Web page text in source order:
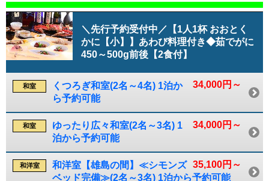
＼先行予約受付中／【1人1杯 おおとく
かに【小】】あわび料理付き◆茹でがに
450～500g前後【2食付】
34,000円～
和室
くつろぎ和室(2名～4名) 1泊か
ら予約可能
34,000円～
和室
ゆったり広々和室(2名～3名) 1
泊から予約可能
35,100円～
和洋室
和洋室【雄島の間】≪シモンズ
ベッド完備≫(2名～3名) 1泊から予約可能